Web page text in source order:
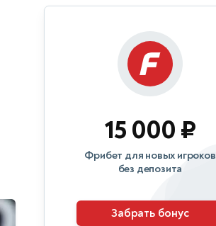
15 000 ₽
Фрибет для новых игроков
без депозита
Забрать бонус